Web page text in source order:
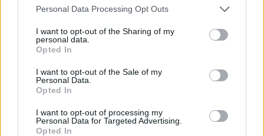
Personal Data Processing Opt Outs
I want to opt-out of the Sharing of my
personal data.
Opted In
I want to opt-out of the Sale of my
Personal Data.
Opted In
I want to opt-out of processing my
Personal Data for Targeted Advertising.
Opted In
Comentari: